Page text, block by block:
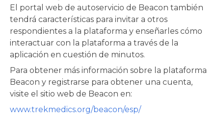
El portal web de autoservicio de Beacon también
tendrá características para invitar a otros
respondientes a la plataforma y enseñarles cómo
interactuar con la plataforma a través de la
aplicación en cuestión de minutos.
Para obtener más información sobre la plataforma
Beacon y registrarse para obtener una cuenta,
visite el sitio web de Beacon en:
www.trekmedics.org/beacon/esp/